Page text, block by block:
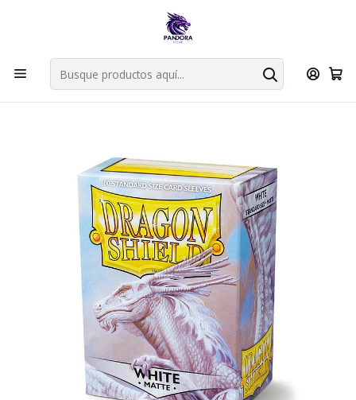
Por compras en cartas singles superiores a 49.990 el envio es
Explorar singles
Inicio Juegos de cartas TCG Accesorios TCG Dragon Shield
DRAGON SHIELD MATTE SLEEVE 100CT - WHITE